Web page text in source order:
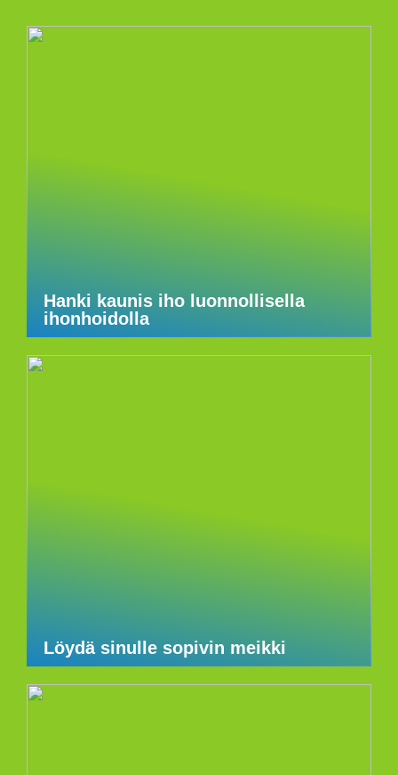
Hanki kaunis iho luonnollisella
ihonhoidolla
Löydä sinulle sopivin meikki